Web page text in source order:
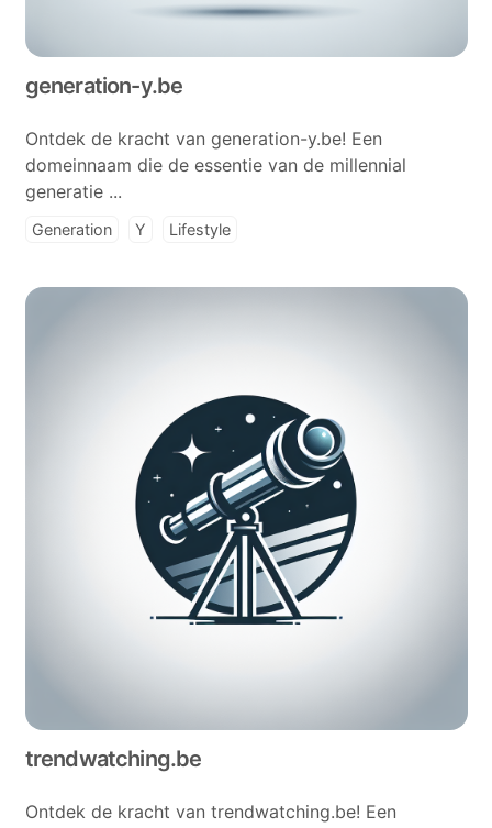
generation-y.be
Ontdek de kracht van generation-y.be! Een
domeinnaam die de essentie van de millennial
generatie ...
Generation Y Lifestyle
trendwatching.be
Ontdek de kracht van trendwatching.be! Een